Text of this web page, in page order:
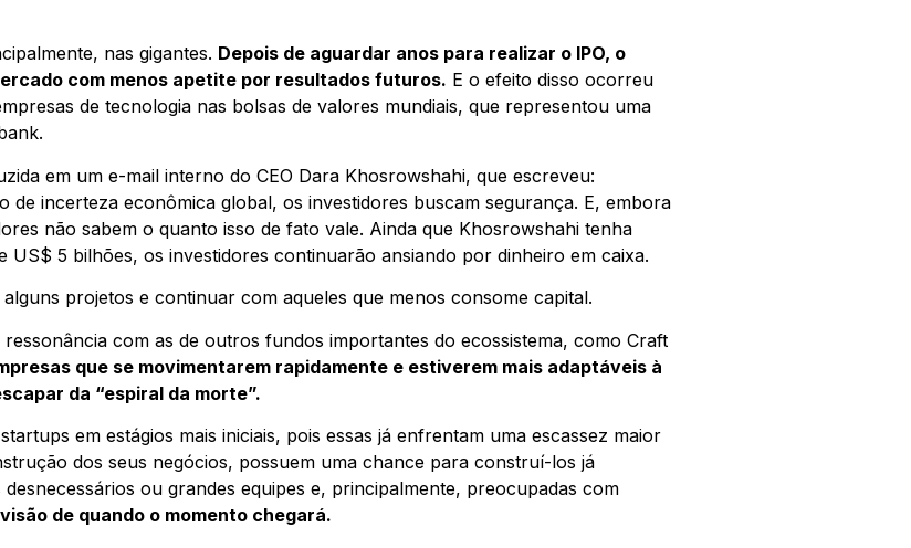
nas gigantes. Depois de aguardar anos para realizar o IPO, o
com menos apetite por resultados futuros. E o efeito disso ocorreu
de tecnologia nas bolsas de valores mundiais, que representou uma
em um e-mail interno do CEO Dara Khosrowshahi, que escreveu:
de incerteza econômica global, os investidores buscam segurança. E, embora
não sabem o quanto isso de fato vale. Ainda que Khosrowshahi tenha
5 bilhões, os investidores continuarão ansiando por dinheiro em caixa.
projetos e continuar com aqueles que menos consome capital.
com as de outros fundos importantes do ecossistema, como Craft
que se movimentarem rapidamente e estiverem mais adaptáveis à
da “espiral da morte”.
em estágios mais iniciais, pois essas já enfrentam uma escassez maior
dos seus negócios, possuem uma chance para construí-los já
ou grandes equipes e, principalmente, preocupadas com
de quando o momento chegará.